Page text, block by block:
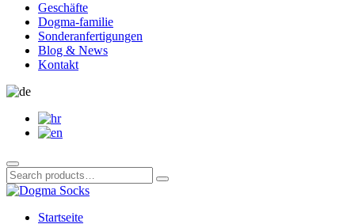
Geschäfte
Dogma-familie
Sonderanfertigungen
Blog & News
Kontakt
Search
products
Search
products
Search
Startseite